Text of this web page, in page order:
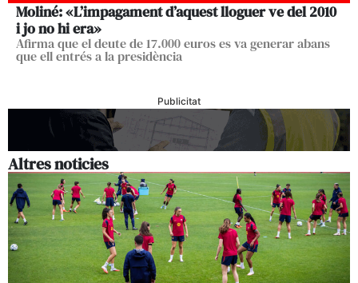
Moliné: «L’impagament d’aquest lloguer ve del 2010
i jo no hi era»
Afirma que el deute de 17.000 euros es va generar abans
que ell entrés a la presidència
Publicitat
Altres noticies